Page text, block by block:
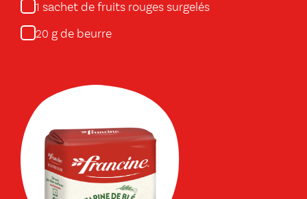
1 sachet de fruits rouges surgelés
20 g de beurre